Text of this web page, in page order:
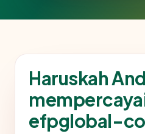
Haruskah
efpglobal-